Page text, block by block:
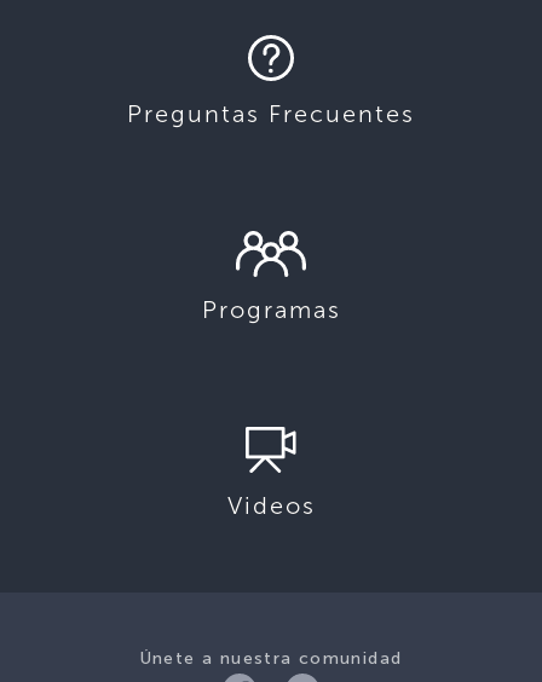
Preguntas Frecuentes
Programas
Videos
Únete a nuestra comunidad